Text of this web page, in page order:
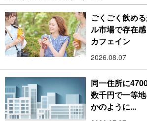
ごくごく飲め
ル市場で存在
カフェイン
2026.08.07
同一住所に
数千円で一等
かのように...